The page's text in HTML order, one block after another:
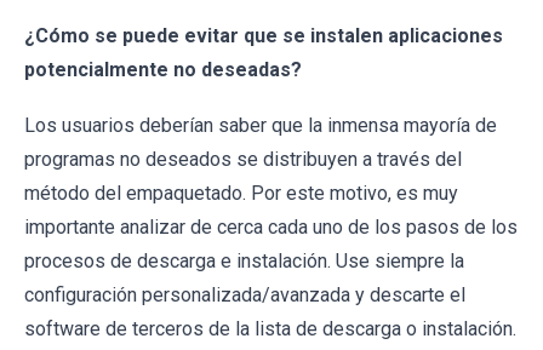
¿Cómo se puede evitar que se instalen aplicaciones
potencialmente no deseadas?
Los usuarios deberían saber que la inmensa mayoría de
programas no deseados se distribuyen a través del
método del empaquetado. Por este motivo, es muy
importante analizar de cerca cada uno de los pasos de los
procesos de descarga e instalación. Use siempre la
configuración personalizada/avanzada y descarte el
software de terceros de la lista de descarga o instalación.